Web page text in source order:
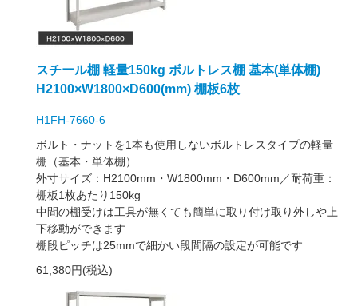
スチール棚 軽量150kg ボルトレス棚 基本(単体棚)
H2100×W1800×D600(mm) 棚板6枚
H1FH-7660-6
ボルト・ナットを1本も使用しないボルトレスタイプの軽量
棚（基本・単体棚）
外寸サイズ：H2100mm・W1800mm・D600mm／耐荷重：
棚板1枚あたり150kg
中間の棚受けは工具が無くても簡単に取り付け取り外しや上
下移動ができます
棚段ピッチは25mmで細かい段間隔の設定が可能です
61,380円(税込)